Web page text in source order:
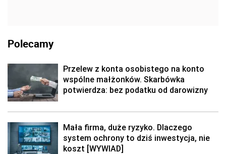
Polecamy
Przelew z konta osobistego na konto
wspólne małżonków. Skarbówka
potwierdza: bez podatku od darowizny
Mała firma, duże ryzyko. Dlaczego
system ochrony to dziś inwestycja, nie
koszt [WYWIAD]